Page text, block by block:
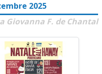
2025
Giovanna F. de Chantal